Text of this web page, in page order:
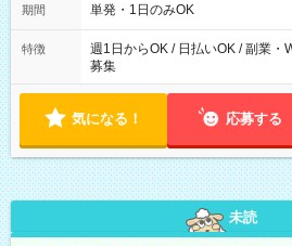
期間 単発・1日のみOK
特徴
週1日からOK / 日払いOK / 副業・
募集
気になる！ 応募する
未読